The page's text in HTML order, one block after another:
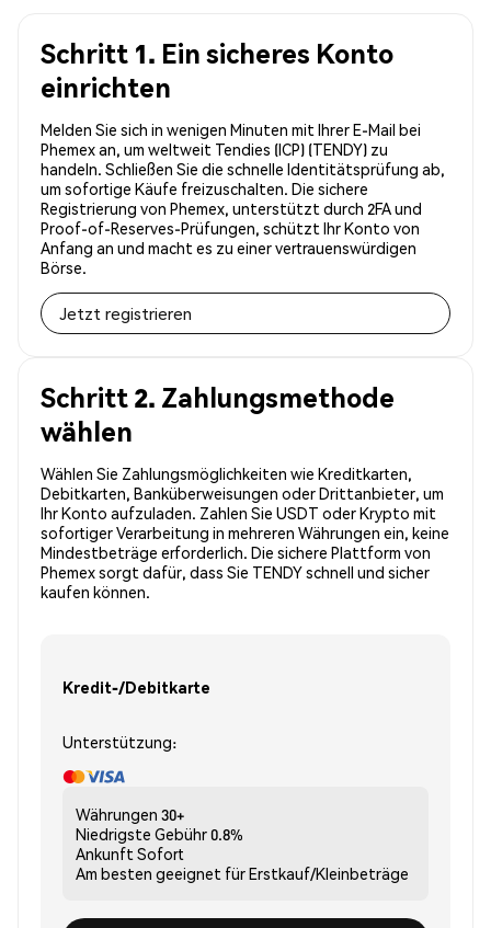
Schritt 1. Ein sicheres Konto
einrichten
Melden Sie sich in wenigen Minuten mit Ihrer E-Mail bei
Phemex an, um weltweit Tendies (ICP) (TENDY) zu
handeln. Schließen Sie die schnelle Identitätsprüfung ab,
um sofortige Käufe freizuschalten. Die sichere
Registrierung von Phemex, unterstützt durch 2FA und
Proof-of-Reserves-Prüfungen, schützt Ihr Konto von
Anfang an und macht es zu einer vertrauenswürdigen
Börse.
Jetzt registrieren
Schritt 2. Zahlungsmethode
wählen
Wählen Sie Zahlungsmöglichkeiten wie Kreditkarten,
Debitkarten, Banküberweisungen oder Drittanbieter, um
Ihr Konto aufzuladen. Zahlen Sie USDT oder Krypto mit
sofortiger Verarbeitung in mehreren Währungen ein, keine
Mindestbeträge erforderlich. Die sichere Plattform von
Phemex sorgt dafür, dass Sie TENDY schnell und sicher
kaufen können.
Kredit-/Debitkarte
Unterstützung:
Währungen 30+
Niedrigste Gebühr0.8%
Ankunft Sofort
Am besten geeignet fürErstkauf/Kleinbeträge